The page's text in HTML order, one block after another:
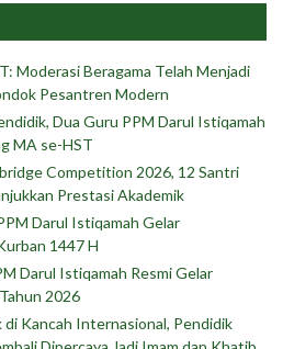
Moderasi Beragama Telah Menjadi
Pesantren Modern
Dua Guru PPM Darul Istiqamah
MA se-HST
Competition 2026, 12 Santri
Prestasi Akademik
Darul Istiqamah Gelar
1447 H
Darul Istiqamah Resmi Gelar
2026
di Kancah Internasional, Pendidik